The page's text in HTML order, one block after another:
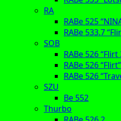
RA
RABe 525
RABe 533.7
SOB
RABe 526 “Flirt
RABe 526 “Flirt”
RABe 526
SZU
Be 552
Thurbo